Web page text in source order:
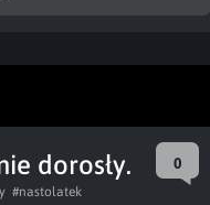
dorosły. 0
#nastolatek